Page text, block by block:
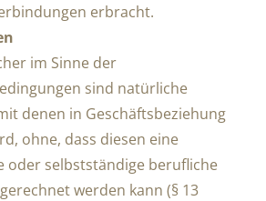
erbracht.
im Sinne der
sind natürliche
denen in Geschäftsbeziehung
ohne, dass diesen eine
oder selbstständige berufliche
werden kann (§ 13